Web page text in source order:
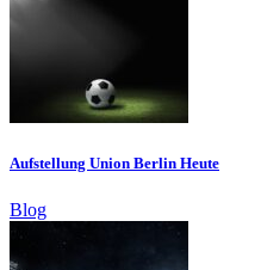
Aufstellung Union Berlin Heute
Blog